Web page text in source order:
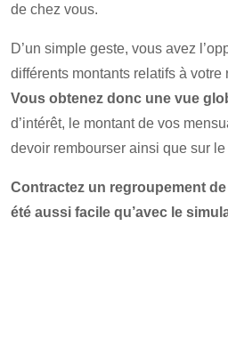
de chez vous.
D’un simple geste, vous avez
différents montants relatifs à votre
Vous obtenez donc une vue
d’intérêt, le montant de vos
devoir rembourser ainsi que sur le
Contractez un regroupement
été aussi facile qu’avec le